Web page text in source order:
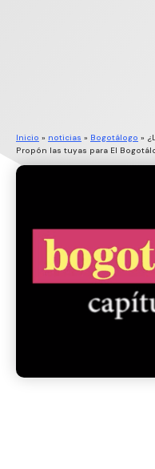
Inicio » noticias » Bogotálogo »
Propón las tuyas para El